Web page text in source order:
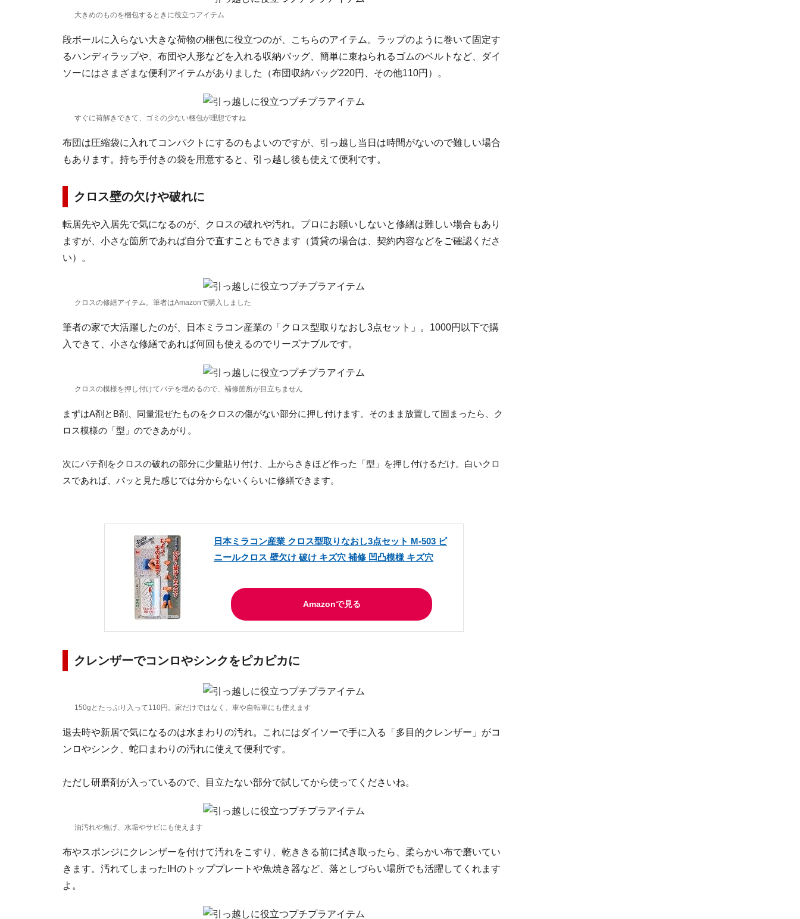
大きめのものを梱包するときに役立つアイテム
段ボールに入らない大きな荷物の梱包に役立つのが、こちらのアイテム。ラップのように巻いて固定す
るハンディラップや、布団や人形などを入れる収納バッグ、簡単に束ねられるゴムのベルトなど、ダイ
ソーにはさまざまな便利アイテムがありました（布団収納バッグ220円、その他110円）。
すぐに荷解きできて、ゴミの少ない梱包が理想ですね
布団は圧縮袋に入れてコンパクトにするのもよいのですが、引っ越し当日は時間がないので難しい場合
もあります。持ち手付きの袋を用意すると、引っ越し後も使えて便利です。
クロス壁の欠けや破れに
転居先や入居先で気になるのが、クロスの破れや汚れ。プロにお願いしないと修繕は難しい場合もあり
ますが、小さな箇所であれば自分で直すこともできます（賃貸の場合は、契約内容などをご確認くださ
い）。
クロスの修繕アイテム。筆者はAmazonで購入しました
筆者の家で大活躍したのが、日本ミラコン産業の「クロス型取りなおし3点セット」。1000円以下で購
入できて、小さな修繕であれば何回も使えるのでリーズナブルです。
クロスの模様を押し付けてパテを埋めるので、補修箇所が目立ちません
まずはA剤とB剤、同量混ぜたものをクロスの傷がない部分に押し付けます。そのまま放置して固まったら、ク
ロス模様の「型」のできあがり。
次にパテ剤をクロスの破れの部分に少量貼り付け、上からさきほど作った「型」を押し付けるだけ。白いクロ
スであれば、パッと見た感じでは分からないくらいに修繕できます。
日本ミラコン産業 クロス型取りなおし3点セット M-503 ビ
ニールクロス 壁欠け 破け キズ穴 補修 凹凸模様 キズ穴
Amazonで見る
クレンザーでコンロやシンクをピカピカに
150gとたっぷり入って110円。家だけではなく、車や自転車にも使えます
退去時や新居で気になるのは水まわりの汚れ。これにはダイソーで手に入る「多目的クレンザー」がコ
ンロやシンク、蛇口まわりの汚れに使えて便利です。
ただし研磨剤が入っているので、目立たない部分で試してから使ってくださいね。
油汚れや焦げ、水垢やサビにも使えます
布やスポンジにクレンザーを付けて汚れをこすり、乾ききる前に拭き取ったら、柔らかい布で磨いてい
きます。汚れてしまったIHのトッププレートや魚焼き器など、落としづらい場所でも活躍してくれます
よ。